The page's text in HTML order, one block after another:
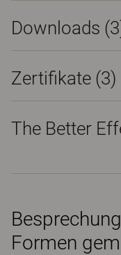
Downloads (3
Zertifikate (3)
The Better
Formen